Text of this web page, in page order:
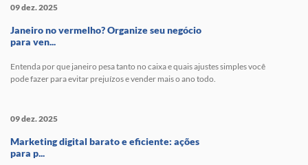
09 dez. 2025
Janeiro no vermelho? Organize seu negócio
para ven...
Entenda por que janeiro pesa tanto no caixa e quais ajustes simples você
pode fazer para evitar prejuízos e vender mais o ano todo.
09 dez. 2025
Marketing digital barato e eficiente: ações
para p...